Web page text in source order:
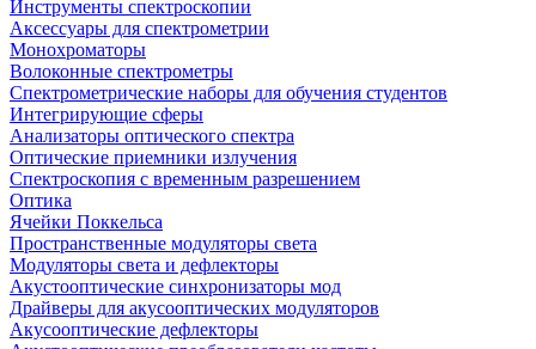
Инструменты спектроскопии
Аксессуары для спектрометрии
Монохроматоры
Волоконные спектрометры
Спектрометрические наборы для обучения студентов
Интегрирующие сферы
Анализаторы оптического спектра
Оптические приемники излучения
Спектроскопия с временным разрешением
Оптика
Ячейки Поккельса
Пространственные модуляторы света
Модуляторы света и дефлекторы
Акустооптические синхронизаторы мод
Драйверы для акусооптических модуляторов
Акусооптические дефлекторы